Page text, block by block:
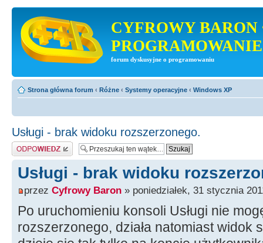
CYFROWY BARON
PROGRAMOWANIE
forum dyskusyjne o programowaniu
Strona główna forum ‹ Różne ‹ Systemy operacyjne ‹ Windows XP
Usługi - brak widoku rozszerzonego.
Odpowiedz
Usługi - brak widoku
przez Cyfrowy Baron » poniedziałek, 31 stycznia
Po uruchomieniu konsoli Usługi nie
rozszerzonego, działa natomiast widok